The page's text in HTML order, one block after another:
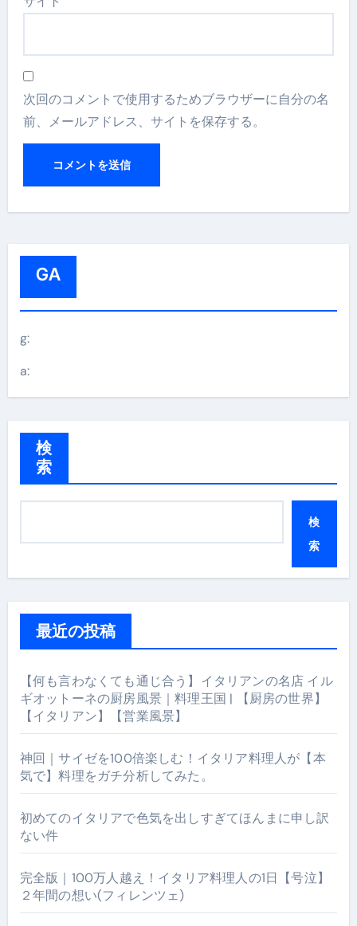
次回のコメントで使用するためブラウザーに自分の名
前、メールアドレス、サイトを保存する。
GA
g:
a:
検
索
検
索
最近の投稿
【何も言わなくても通じ合う】イタリアンの名店 イル
ギオットーネの厨房風景｜料理王国 | 【厨房の世界】
【イタリアン】【営業風景】
神回｜サイゼを100倍楽しむ！イタリア料理人が【本
気で】料理をガチ分析してみた。
初めてのイタリアで色気を出しすぎてほんまに申し訳
ない件
完全版｜100万人越え！イタリア料理人の1日【号泣】
２年間の想い(フィレンツェ)